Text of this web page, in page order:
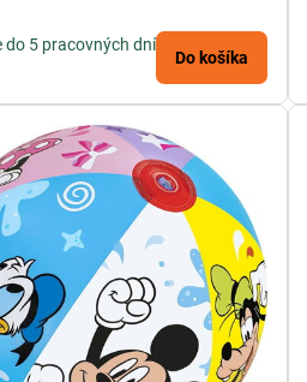
do 5 pracovných dní
Do košíka